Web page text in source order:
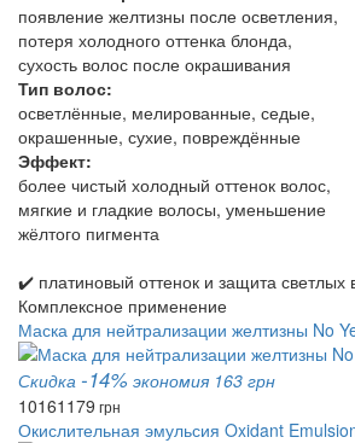
появление желтизны после осветления,
потеря холодного оттенка блонда,
сухость волос после окрашивания
Тип волос:
осветлённые, мелированные, седые,
окрашенные, сухие, повреждённые
Эффект:
более чистый холодный оттенок волос,
мягкие и гладкие волосы, уменьшение
жёлтого пигмента
✔️ платиновый оттенок и защита светлых
Комплексное применение
Маска для нейтрализации желтизны No
Скидка -14% экономия 163 грн
10161179 грн
Окислительная эмульсия Oxidant